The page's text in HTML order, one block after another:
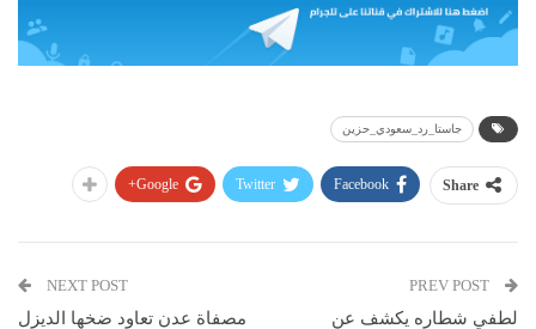
جاستا_رد_سعودي_حزين
Share
Facebook
Twitter
Google+
لطفي شطاره يكشف عن
NEXT POST
مصفاة عدن تعاود ضخها الديزل